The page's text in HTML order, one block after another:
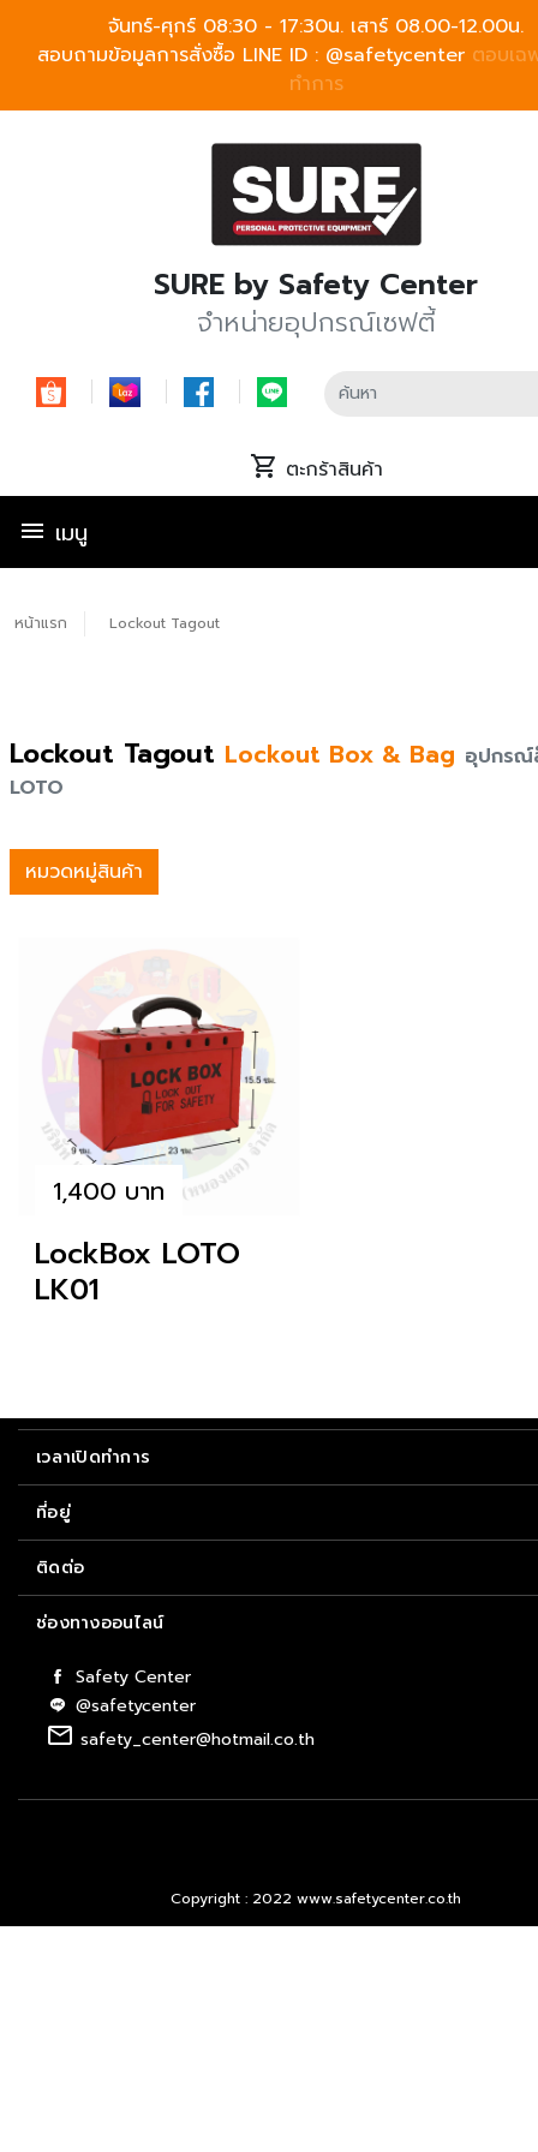
จันทร์-ศุกร์ 08:30 - 17:30น. เสาร์ 08.00-12.00น.
สอบถามข้อมูลการสั่งซื้อ LINE ID : @safetycenter ตอบเฉ
ทำการ
SURE by Safety Center
จำหน่ายอุปกรณ์เซฟตี้
shopping_cart ตะกร้าสินค้า
menu เมนู
หน้าแรก Lockout Tagout
Lockout Tagout Lockout Box & Bag อุปกรณ์
LOTO
หมวดหมู่สินค้า
1,400 บาท
LockBox LOTO
LK01
เวลาเปิดทำการ
ที่อยู่
ติดต่อ
ช่องทางออนไลน์
Safety Center
@safetycenter
email safety_center@hotmail.co.th
Copyright : 2022 www.safetycenter.co.th